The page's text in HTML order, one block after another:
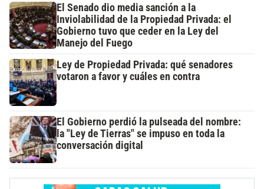
El Senado dio media sanción a la
Inviolabilidad de la Propiedad Privada: el
Gobierno tuvo que ceder en la Ley del
Manejo del Fuego
Ley de Propiedad Privada: qué senadores
votaron a favor y cuáles en contra
El Gobierno perdió la pulseada del nombre:
la "Ley de Tierras" se impuso en toda la
conversación digital